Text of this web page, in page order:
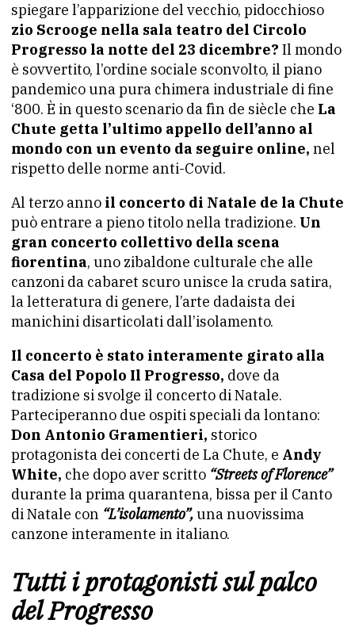
spiegare l’apparizione del vecchio, pidocchioso
zio Scrooge nella sala teatro del Circolo
Progresso la notte del 23 dicembre? Il mondo
è sovvertito, l’ordine sociale sconvolto, il piano
pandemico una pura chimera industriale di fine
‘800. È in questo scenario da fìn de siècle che La
Chute getta l’ultimo appello dell’anno al
mondo con un evento da seguire online, nel
rispetto delle norme anti-Covid.
Al terzo anno il concerto di Natale de la Chute
può entrare a pieno titolo nella tradizione. Un
gran concerto collettivo della scena
fiorentina, uno zibaldone culturale che alle
canzoni da cabaret scuro unisce la cruda satira,
la letteratura di genere, l’arte dadaista dei
manichini disarticolati dall’isolamento.
Il concerto è stato interamente girato alla
Casa del Popolo Il Progresso, dove da
tradizione si svolge il concerto di Natale.
Parteciperanno due ospiti speciali da lontano:
Don Antonio Gramentieri, storico
protagonista dei concerti de La Chute, e Andy
White, che dopo aver scritto “Streets of Florence”
durante la prima quarantena, bissa per il Canto
di Natale con “L’isolamento”,una nuovissima
canzone interamente in italiano.
Tutti i protagonisti sul palco
del Progresso